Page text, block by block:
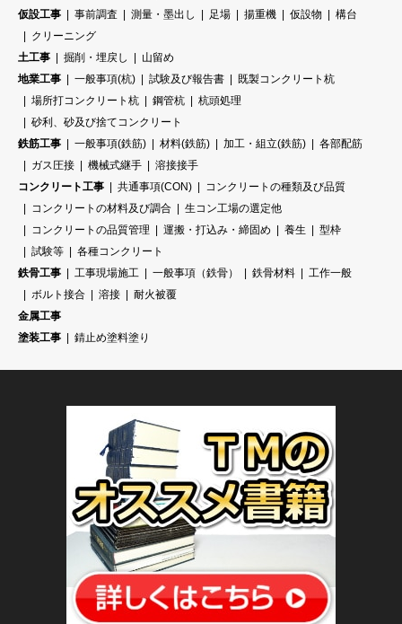
仮設工事
事前調査 測量・墨出し 足場 揚重機 仮設物
構台
クリーニング
土工事
掘削・埋戻し
山留め
地業工事
一般事項(杭) 試験及び報告書
既製コンクリート杭
場所打コンクリート杭
鋼管杭
杭頭処理
砂利、砂及び捨てコンクリート
鉄筋工事
一般事項(鉄筋) 材料(鉄筋) 加工・組立(鉄筋)
各部配筋
ガス圧接
機械式継手
溶接接手
コンクリート工事
共通事項(CON)
コンクリートの種類及び品質
コンクリートの材料及び調合
生コン工場の選定他
コンクリートの品質管理
運搬・打込み・締固め 養生
型枠
試験等
各種コンクリート
鉄骨工事
工事現場施工 一般事項（鉄骨） 鉄骨材料
工作一般
ボルト接合
溶接
耐火被覆
金属工事
塗装工事
錆止め塗料塗り